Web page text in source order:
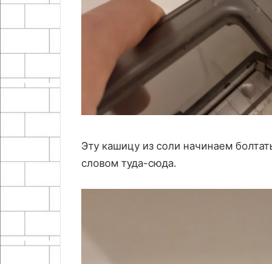
Эту кашицу из соли начинаем
словом туда-сюда.